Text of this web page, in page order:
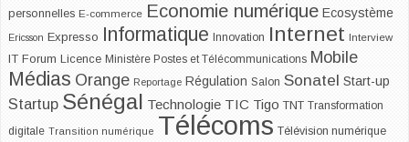
personnelles E-commerce Economie numérique Ecosystème
Ericsson Expresso Informatique Innovation Internet Interview
IT Forum Licence Ministère Postes et Télécommunications Mobile
Médias Orange Reportage Régulation Salon Sonatel Start-up
Startup Sénégal Technologie TIC Tigo TNT Transformation
digitale Transition numérique Télécoms Télévision numérique